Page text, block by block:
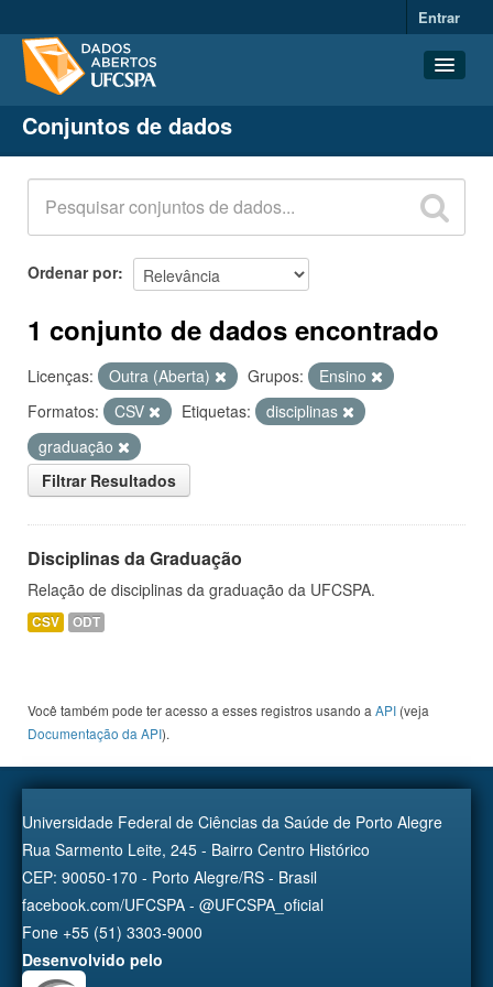
Entrar
Conjuntos de dados
Organizações
Grupos
Sobre
Conjuntos de dados
Ordenar por
1 conjunto de dados encontrado
Licenças: Outra (Aberta) Grupos:
Ensino
Formatos:
CSV Etiquetas:
disciplinas
graduação
Filtrar Resultados
Disciplinas da Graduação
Relação de disciplinas da graduação da UFCSPA.
CSV ODT
Você também pode ter acesso a esses registros usando a API (veja
Documentação da API).
Universidade Federal de Ciências da Saúde de Porto Alegre
Rua Sarmento Leite, 245 - Bairro Centro Histórico
CEP: 90050-170 - Porto Alegre/RS - Brasil
facebook.com/UFCSPA - @UFCSPA_oficial
Fone +55 (51) 3303-9000
Desenvolvido pelo